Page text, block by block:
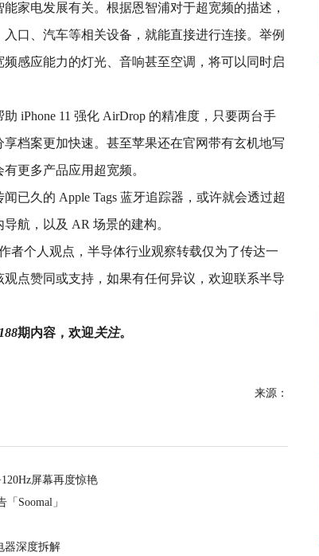
家电发展有关。根据恩智浦对于超宽频的描述，
口、汽车等相关设备，就能直接进行连接。举例
感应能力的灯光、音响甚至空调，将可以同时启
iPhone 11 强化 AirDrop 的精准度，只要两台手
档案更加快速。甚至苹果还在官网带有玄机地写
更多产品应用超宽频。
已久的 Apple Tags 蓝牙追踪器，或许就会透过超
航，以及 AR 场景的建构。
者个人观点，半导体行业观察转载仅为了传达一
点赞同或支持，如果有任何异议，欢迎联系半导
188期内容，欢迎关注。
来源：
屏幕再度惊艳
Soomal」
器深度拆解